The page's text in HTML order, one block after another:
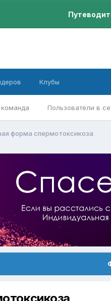
Пользователи в
Клубы
форма спермотоксикоза